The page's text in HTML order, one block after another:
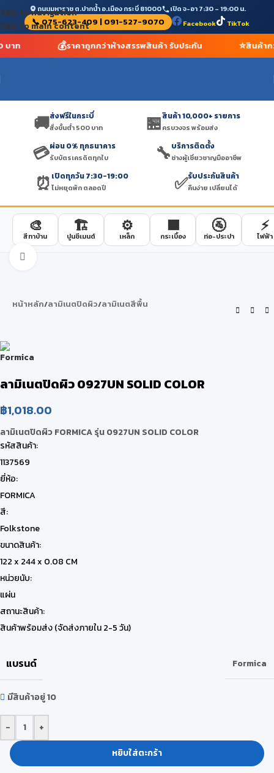
Skip to navigation
Skip to main content
ถนนมหาราช ต.ปากน้ำ อ.เมือง กระบี่ 81000 เปิด จ-อา 7:30 – 19:00 น.
📞 075-623-409 | 091-527-9070 Facebook TikTok
บาท 💰ราคาถูกกว่าห้างสรรพสินค้า รับประกัน ⭐สินค้าก
🚚ส่งฟรีในกระบี่
สั่งขั้นต่ำ 500 บาท 🏪สินค้า 10,000+ รายการ
ครบวงจร พร้อมส่ง
💳ผ่อน 0% ทุกธนาคาร
รับบัตรเครดิตทุกใบ 🔧บริการติดตั้ง
ช่างผู้เชี่ยวชาญมืออาชีพ
⏰ เปิดทุกวัน 7:30-19:00
ไม่หยุดพัก ตลอดปี ✅รับประกันสินค้า
คืนง่าย เปลี่ยนได้
🎨
สีทาบ้าน
🏗️
ปูนซีเมนต์
⚙️
เหล็ก
🟫
กระเบื้อง
🚰
ท่อ-ประปา
⚡
ไฟฟ้า
Click to enlarge
หน้าหลัก/ลามิเนตปิดผิว/ลามิเนตสีพื้น
ลามิเนตปิดผิว 0927UN SOLID COLOR
฿1,018.00
ลามิเนตปิดผิว FORMICA รุ่น 0927UN SOLID COLOR
รหัสสินค้า:
1137569
ยี่ห้อ:
FORMICA
สี:
Folkstone
ขนาดสินค้า:
122 x 244 x 0.08 CM
หน่วยนับ:
แผ่น
สถานะสินค้า:
สินค้าพร้อมส่ง (จัดส่งภายใน 2-5 วัน)
แบรนด์ Formica
มีสินค้าอยู่ 10
-
+
หยิบใส่ตะกร้า